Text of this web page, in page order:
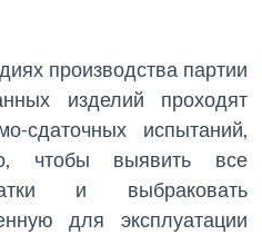
производства партии
изделий проходят
сдаточных испытаний,
чтобы выявить все
и выбраковать
для эксплуатации